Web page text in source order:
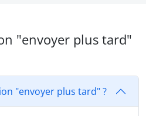
"envoyer plus tard"
"envoyer plus tard" ?